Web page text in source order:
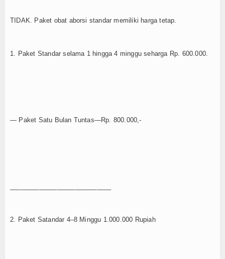
TIDAK. Paket obat aborsi standar memiliki harga tetap.
1. Paket Standar selama 1 hingga 4 minggu seharga Rp. 600.000.
— Paket Satu Bulan Tuntas—Rp. 800.000,-
2. Paket Satandar 4–8 Minggu 1.000.000 Rupiah